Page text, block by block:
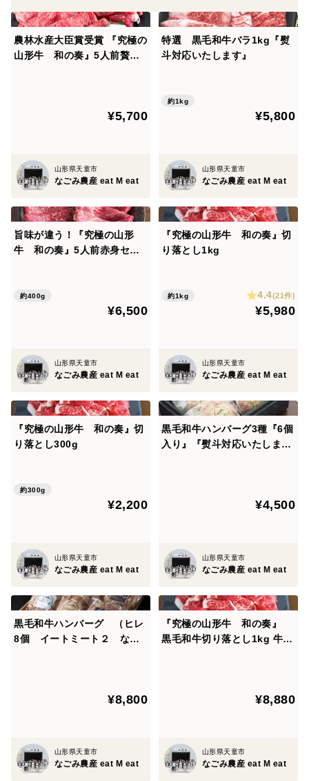
農林水産大臣賞受賞 『究極の
山形牛 和の奏』5人前贅沢
¥5,700
山形県天童市
なごみ農産 eat M eat
特選 黒毛和牛バラ1kg『熨
斗対応いたします』
約1kg
¥5,800
山形県天童市
なごみ農産 eat M eat
旨味が違う！『究極の山形
牛 和の奏』5人前赤身セッ
約400g
¥6,500
山形県天童市
なごみ農産 eat M eat
『究極の山形牛 和の奏』切
り落とし1kg
約1kg 4.4(21件)
¥5,980
山形県天童市
なごみ農産 eat M eat
『究極の山形牛 和の奏』切
り落とし300g
約300g
¥2,200
山形県天童市
なごみ農産 eat M eat
黒毛和牛ハンバーグ3種『6個
入り』『熨斗対応いたしま
¥4,500
山形県天童市
なごみ農産 eat M eat
黒毛和牛ハンバーグ （ヒレ
8個 イートミート２ なご
¥8,800
山形県天童市
なごみ農産 eat M eat
『究極の山形牛 和の奏』
黒毛和牛切り落とし1kg 牛す
¥8,880
山形県天童市
なごみ農産 eat M eat